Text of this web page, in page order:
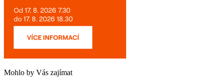
Mohlo by Vás zajímat